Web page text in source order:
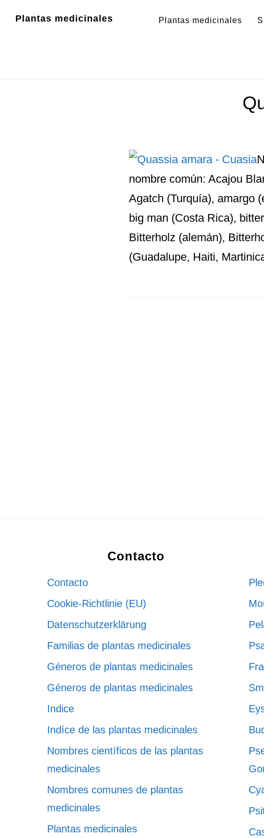
Plantas medicinales Plantas medicinales
nombre común: Acajou
Agatch (Turquía), amargo
big man (Costa Rica),
Bitterholz (alemán),
(Guadalupe, Haiti,
Contacto
Contacto
Cookie-Richtlinie (EU)
Datenschutzerklärung
Familias de plantas medicinales
Géneros de plantas medicinales
Géneros de plantas medicinales
Indice
Indíce de las plantas medicinales
Nombres científicos de las plantas
medicinales
Nombres comunes de plantas
medicinales
Plantas medicinales